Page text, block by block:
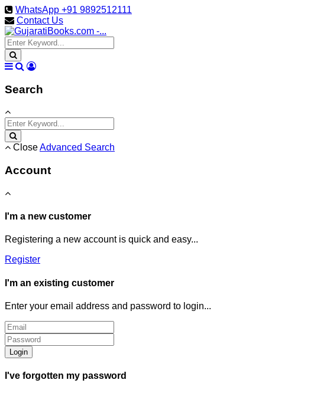
WhatsApp +91 9892512111
Contact Us
Search
CloseAdvanced Search
Account
I'm a new customer
Registering a new account is quick and easy...
Register
I'm an existing customer
Enter your email address and password to login...
Login
I've forgotten my password